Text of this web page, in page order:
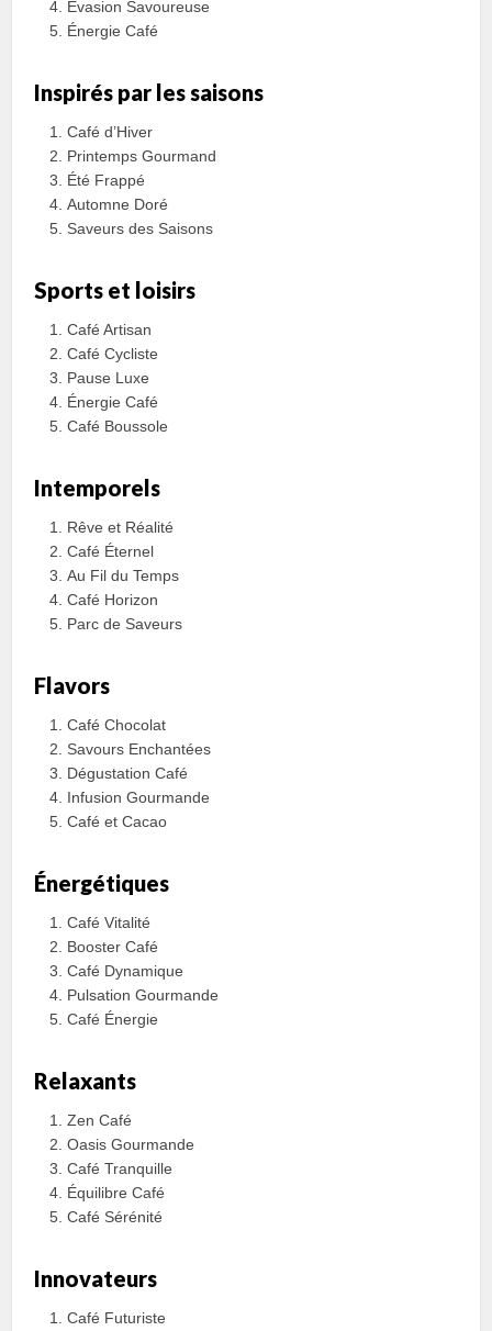
Évasion Savoureuse
Énergie Café
Inspirés par les saisons
Café d’Hiver
Printemps Gourmand
Été Frappé
Automne Doré
Saveurs des Saisons
Sports et loisirs
Café Artisan
Café Cycliste
Pause Luxe
Énergie Café
Café Boussole
Intemporels
Rêve et Réalité
Café Éternel
Au Fil du Temps
Café Horizon
Parc de Saveurs
Flavors
Café Chocolat
Savours Enchantées
Dégustation Café
Infusion Gourmande
Café et Cacao
Énergétiques
Café Vitalité
Booster Café
Café Dynamique
Pulsation Gourmande
Café Énergie
Relaxants
Zen Café
Oasis Gourmande
Café Tranquille
Équilibre Café
Café Sérénité
Innovateurs
Café Futuriste